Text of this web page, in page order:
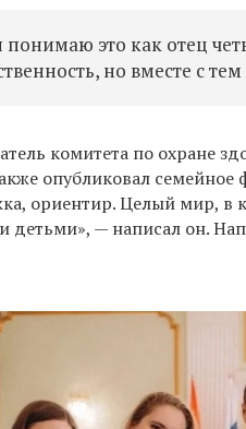
понимаю это как отец
но вместе с
комитета по охране
опубликовал семейное
ориентир. Целый мир, в
детьми», — написал он.